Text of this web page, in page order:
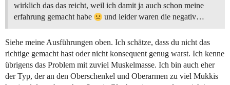
wirklich das das reicht, weil ich damit ja auch schon meine
erfahrung gemacht habe
und leider waren die negativ…
Siehe meine Ausführungen oben. Ich schätze, dass du nicht das
richtige gemacht hast oder nicht konsequent genug warst. Ich kenne
übrigens das Problem mit zuviel Muskelmasse. Ich bin auch eher
der Typ, der an den Oberschenkel und Oberarmen zu viel Mukkis